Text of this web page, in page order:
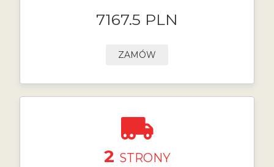
7167.5 PLN
ZAMÓW
2 STRONY